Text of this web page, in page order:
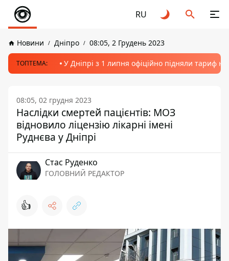
RU
Новини Дніпро 08:05, 2 Грудень 2023
ТОПТЕМА: У Дніпрі з 1 липня офіційно підняли тариф
08:05, 02 грудня 2023
Наслідки смертей пацієнтів: МОЗ
відновило ліцензію лікарні імені
Руднєва у Дніпрі
Стас Руденко
ГОЛОВНИЙ РЕДАКТОР
👍